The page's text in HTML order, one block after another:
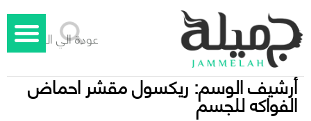
عودة الي الوراء
أرشيف الوسم:ريكسول مقشر احماض
الفواكه للجسم